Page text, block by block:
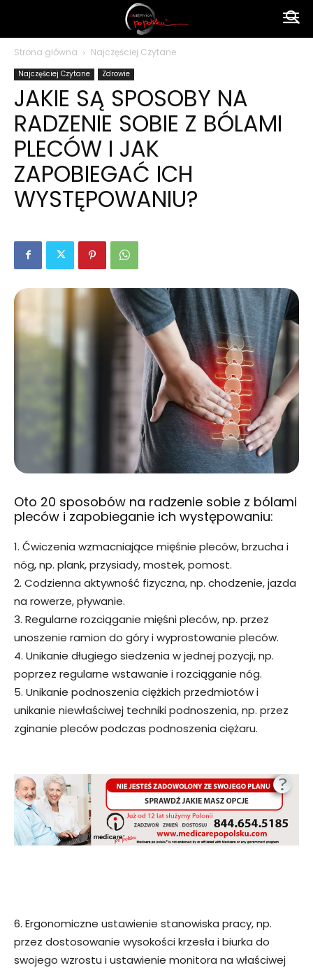
polsku
Strona główna Najczęściej Czytane
Najczęściej Czytane Zdrowie
JAKIE SĄ SPOSOBY NA
RADZENIE SOBIE Z BÓLAMI
PLECÓW I JAK
ZAPOBIEGAĆ ICH
WYSTĘPOWANIU?
Oto 20 sposobów na radzenie sobie z bólami
pleców i zapobieganie ich występowaniu:
1. Ćwiczenia wzmacniające mięśnie pleców, brzucha i
nóg, np. plank, przysiady, mostek, pomost.
2. Codzienna aktywność fizyczna, np. chodzenie, jazda
na rowerze, pływanie.
3. Regularne rozciąganie mięśni pleców, np. przez
unoszenie ramion do góry i wyprostowanie pleców.
4. Unikanie długiego siedzenia w jednej pozycji, np.
poprzez regularne wstawanie i rozciąganie nóg.
5. Unikanie podnoszenia ciężkich przedmiotów i
unikanie niewłaściwej techniki podnoszenia, np. przez
zginanie pleców podczas podnoszenia ciężaru.
6. Ergonomiczne ustawienie stanowiska pracy, np.
przez dostosowanie wysokości krzesła i biurka do
swojego wzrostu i ustawienie monitora na właściwej